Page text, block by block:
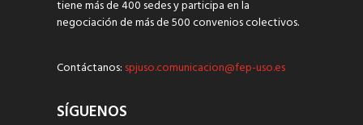
tiene más de 400 sedes y participa en la
negociación de más de 500 convenios colectivos.
Contáctanos: spjuso.comunicacion@fep-uso.es
SÍGUENOS